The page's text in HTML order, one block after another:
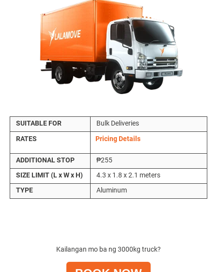
SUITABLE FOR
Bulk Deliveries
RATES
Pricing Details
ADDITIONAL STOP
₱255
SIZE LIMIT (L x W x H)
4.3 x 1.8 x 2.1 meters
TYPE
Aluminum
Kailangan mo ba ng 3000kg truck?